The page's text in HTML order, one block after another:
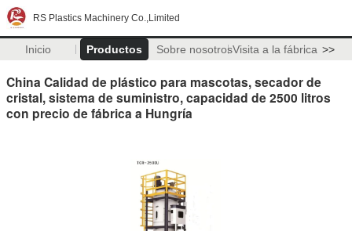
RS Plastics Machinery Co.,Limited
Inicio Productos Sobre nosotrosVisita a la fábrica >>
China Calidad de plástico para mascotas, secador de
cristal, sistema de suministro, capacidad de 2500 litros
con precio de fábrica a Hungría